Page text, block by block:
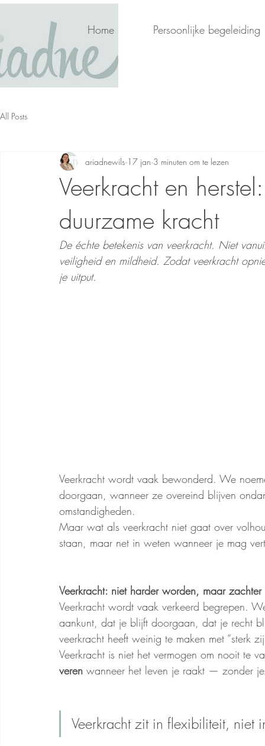
Home Persoonlijke begeleiding
All Posts
Veerkracht en
duurzame kracht
ariadnewils 17 jan 3 minuten om te lezen
De échte betekenis van veerkracht. Niet
veiligheid en mildheid. Zodat veerkracht
je uitput.
Veerkracht wordt vaak bewonderd. We
doorgaan, wanneer ze overeind blijven
omstandigheden.
Maar wat als veerkracht niet gaat over
staan, maar net in weten wanneer je mag
Veerkracht: niet harder worden, maar
Veerkracht wordt vaak verkeerd begrepen.
aankunt, dat je blijft doorgaan, dat je recht
veerkracht heeft weinig te maken met “sterk
Veerkracht is niet het vermogen om nooit te
veren wanneer het leven je raakt — zonder
Veerkracht zit in flexibiliteit, niet